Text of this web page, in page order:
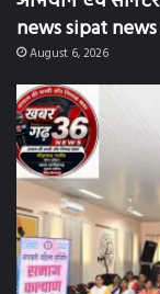
एनटीपीसी सीपत
केंद्रों को दरी का
chhattisgarh
August 5, 2026